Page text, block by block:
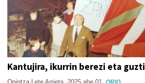
Kantujira, ikurrin berezi eta guzti